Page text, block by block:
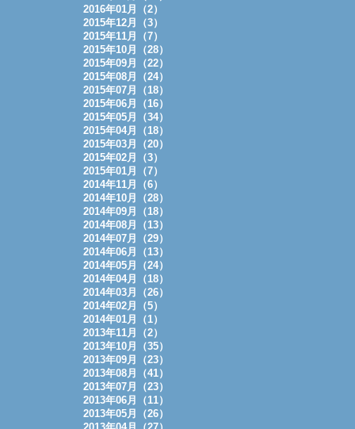
2016年01月（2）
2015年12月（3）
2015年11月（7）
2015年10月（28）
2015年09月（22）
2015年08月（24）
2015年07月（18）
2015年06月（16）
2015年05月（34）
2015年04月（18）
2015年03月（20）
2015年02月（3）
2015年01月（7）
2014年11月（6）
2014年10月（28）
2014年09月（18）
2014年08月（13）
2014年07月（29）
2014年06月（13）
2014年05月（24）
2014年04月（18）
2014年03月（26）
2014年02月（5）
2014年01月（1）
2013年11月（2）
2013年10月（35）
2013年09月（23）
2013年08月（41）
2013年07月（23）
2013年06月（11）
2013年05月（26）